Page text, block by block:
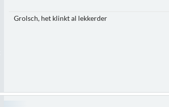
Grolsch, het klinkt al lekkerder